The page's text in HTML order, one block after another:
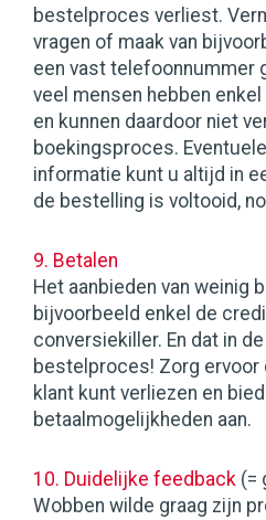
bestelproces verliest.
vragen of maak van
een vast telefoonnummer
veel mensen hebben
en kunnen daardoor niet
boekingsproces.
informatie kunt u altijd in
de bestelling is voltooid,
9. Betalen
Het aanbieden van weinig
bijvoorbeeld enkel de
conversiekiller. En dat in
bestelproces! Zorg ervoor
klant kunt verliezen en
betaalmogelijkheden aan.
10. Duidelijke feedback (=
Wobben wilde graag zijn